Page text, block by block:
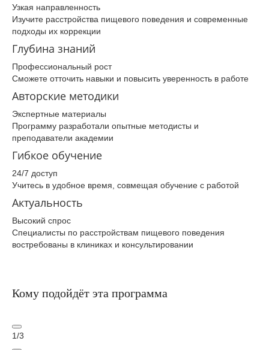
Узкая направленность
Изучите расстройства пищевого поведения и современные
подходы их коррекции
Глубина знаний
Профессиональный рост
Сможете отточить навыки и повысить уверенность в работе
Авторские методики
Экспертные материалы
Программу разработали опытные методисты и
преподаватели академии
Гибкое обучение
24/7 доступ
Учитесь в удобное время, совмещая обучение с работой
Актуальность
Высокий спрос
Специалисты по расстройствам пищевого поведения
востребованы в клиниках и консультировании
Кому подойдёт эта программа
1/3